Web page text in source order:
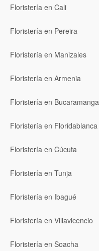
Floristería en Cali
Floristería en Pereira
Floristería en Manizales
Floristería en Armenia
Floristería en Bucaramanga
Floristería en Floridablanca
Floristería en Cúcuta
Floristería en Tunja
Floristería en Ibagué
Floristería en Villavicencio
Floristería en Soacha